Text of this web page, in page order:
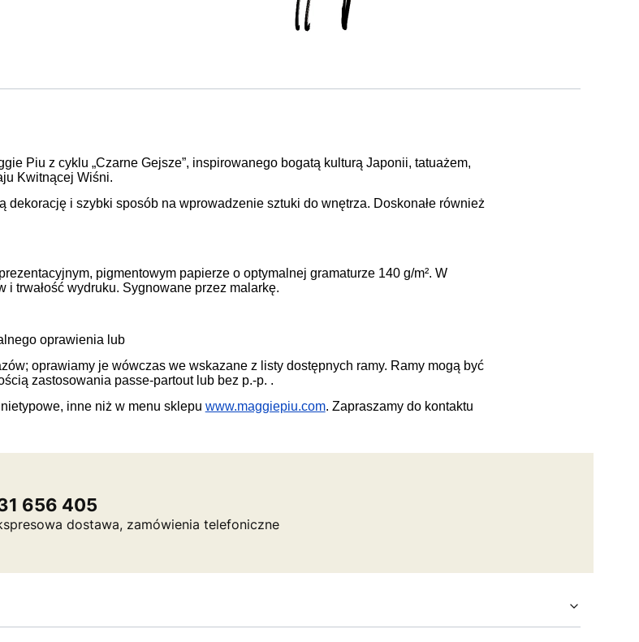
Piu z cyklu „Czarne Gejsze”, inspirowanego bogatą kulturą Japonii, tatuażem,
Kwitnącej Wiśni.
i szybki sposób na wprowadzenie sztuki do wnętrza. Doskonałe również
pigmentowym papierze o optymalnej gramaturze 140 g/m². W
trwałość wydruku. Sygnowane przez malarkę.
oprawienia lub
oprawiamy je wówczas we wskazane z listy dostępnych ramy. Ramy mogą być
zastosowania passe-partout lub bez p.-p. .
inne niż w menu sklepu www.maggiepiu.com. Zapraszamy do kontaktu
656 405
dostawa, zamówienia telefoniczne